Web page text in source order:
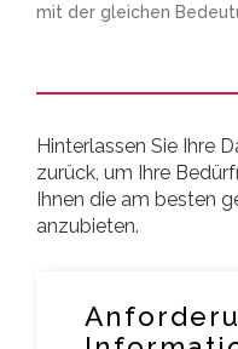
mit der gleichen
Hinterlassen Sie Ihre
zurück, um Ihre
Ihnen die am besten
anzubieten.